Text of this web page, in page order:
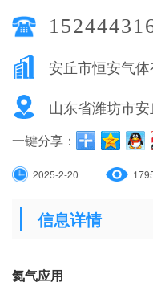
安丘市恒安气
山东省潍坊市
一键分享：
2025-2-20
信息详情
氦气应用